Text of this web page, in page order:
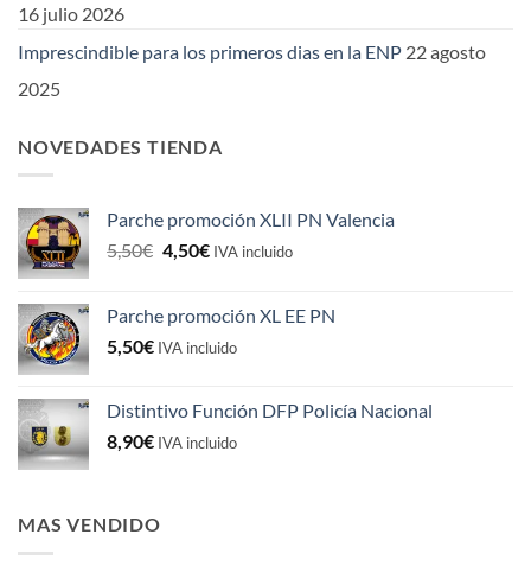
16 julio 2026
Imprescindible para los primeros dias en la ENP 22 agosto
2025
NOVEDADES TIENDA
Parche promoción XLII PN Valencia
5,50€ El
era:
5,50€.
4,50€El
es:
4,50€.
IVA incluido
Parche promoción XL EE PN
5,50€ IVA incluido
Distintivo Función DFP Policía Nacional
8,90€ IVA incluido
MAS VENDIDO